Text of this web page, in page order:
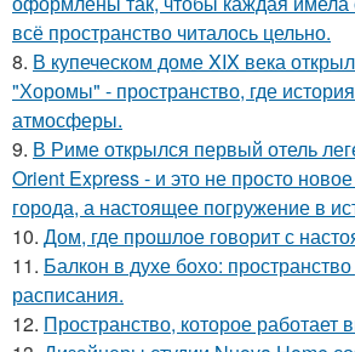
всё пространство читалось цельно.
8. В купеческом доме XIX века
"Хоромы" - пространство, где
атмосферы.
9. В Риме открылся первый отель
Orient Express - и это не просто
города, а настоящее погружение в
10. Дом, где прошлое говорит с
11. Балкон в духе бохо:
расписания.
12. Пространство, которое работает